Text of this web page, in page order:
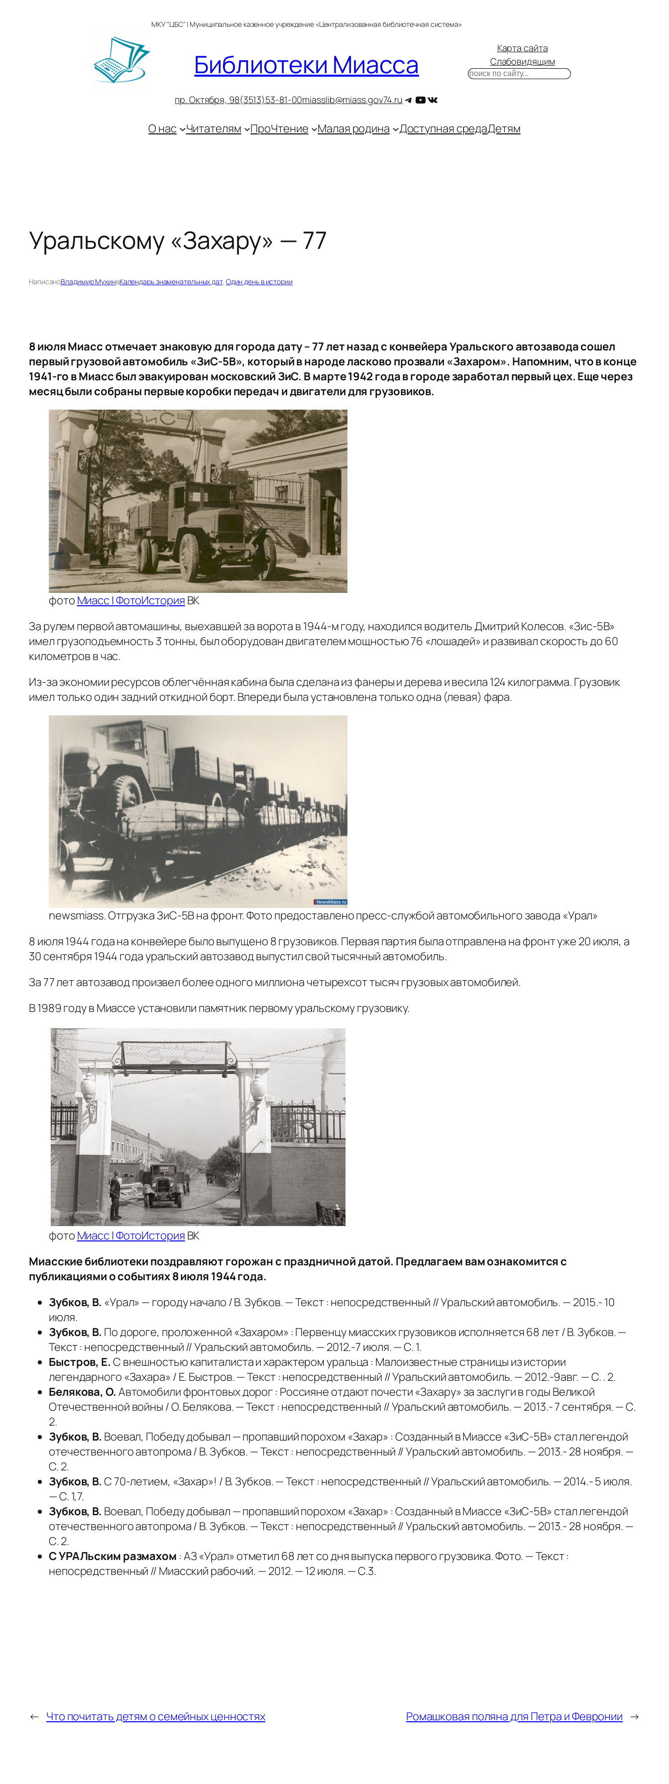
МКУ "ЦБС" | Муниципальное казенное учреждение «Централизованная библиотечная система»
Библиотеки Миасса
пр. Октября, 98(3513)53-81-00miasslib@miass.gov74.ru Telegram
YouTube
ВКонтакте
Карта сайта
Слабовидящим
Поиск
О нас Читателям ПроЧтение Малая родина Доступная средаДетям
Уральскому «Захару» — 77
НаписаноВладимир МухинвКалендарь знаменательных дат, Один день в истории
8 июля Миасс отмечает знаковую для города дату – 77 лет назад с конвейера Уральского автозавода сошел
первый грузовой автомобиль «ЗиС-5В», который в народе ласково прозвали «Захаром». Напомним, что в конце
1941-го в Миасс был эвакуирован московский ЗиС. В марте 1942 года в городе заработал первый цех. Еще через
месяц были собраны первые коробки передач и двигатели для грузовиков.
фото Миасс | ФотоИстория ВК
За рулем первой автомашины, выехавшей за ворота в 1944-м году, находился водитель Дмитрий Колесов. «Зис-5В»
имел грузоподъемность 3 тонны, был оборудован двигателем мощностью 76 «лошадей» и развивал скорость до 60
километров в час.
Из-за экономии ресурсов облегчённая кабина была сделана из фанеры и дерева и весила 124 килограмма. Грузовик
имел только один задний откидной борт. Впереди была установлена только одна (левая) фара.
newsmiass. Отгрузка ЗиС-5В на фронт. Фото предоставлено пресс-службой автомобильного завода «Урал»
8 июля 1944 года на конвейере было выпущено 8 грузовиков. Первая партия была отправлена на фронт уже 20 июля, а
30 сентября 1944 года уральский автозавод выпустил свой тысячный автомобиль.
За 77 лет автозавод произвел более одного миллиона четырехсот тысяч грузовых автомобилей.
В 1989 году в Миассе установили памятник первому уральскому грузовику.
фото Миасс | ФотоИстория ВК
Миасские библиотеки поздравляют горожан с праздничной датой. Предлагаем вам ознакомится с
публикациями о событиях 8 июля 1944 года.
Зубков, В. «Урал» — городу начало / В. Зубков. — Текст : непосредственный // Уральский автомобиль. — 2015.- 10
июля.
Зубков, В. По дороге, проложенной «Захаром» : Первенцу миасских грузовиков исполняется 68 лет / В. Зубков. —
Текст : непосредственный // Уральский автомобиль. — 2012.-7 июля. — С. 1.
Быстров, Е. С внешностью капиталиста и характером уральца : Малоизвестные страницы из истории
легендарного «Захара» / Е. Быстров. — Текст : непосредственный // Уральский автомобиль. — 2012.-9авг. — С. . 2.
Белякова, О. Автомобили фронтовых дорог : Россияне отдают почести «Захару» за заслуги в годы Великой
Отечественной войны / О. Белякова. — Текст : непосредственный // Уральский автомобиль. — 2013.- 7 сентября. — С.
2.
Зубков, В. Воевал, Победу добывал — пропавший порохом «Захар» : Созданный в Миассе «ЗиС-5В» стал легендой
отечественного автопрома / В. Зубков. — Текст : непосредственный // Уральский автомобиль. — 2013.- 28 ноября. —
С. 2.
Зубков, В. С 70-летием, «Захар»! / В. Зубков. — Текст : непосредственный // Уральский автомобиль. — 2014.- 5 июля.
— С. 1,7.
Зубков, В. Воевал, Победу добывал — пропавший порохом «Захар» : Созданный в Миассе «ЗиС-5В» стал легендой
отечественного автопрома / В. Зубков. — Текст : непосредственный // Уральский автомобиль. — 2013.- 28 ноября. —
С. 2.
С УРАЛьским размахом : АЗ «Урал» отметил 68 лет со дня выпуска первого грузовика. Фото. — Текст :
непосредственный // Миасский рабочий. — 2012. — 12 июля. — С.3.
← Что почитать детям о семейных ценностях Ромашковая поляна для Петра и Февронии →